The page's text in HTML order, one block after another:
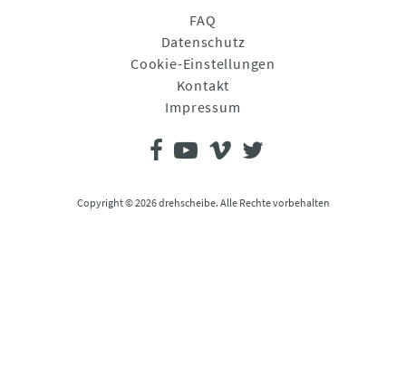
FAQ
Datenschutz
Cookie-Einstellungen
Kontakt
Impressum
Copyright © 2026 drehscheibe. Alle Rechte vorbehalten